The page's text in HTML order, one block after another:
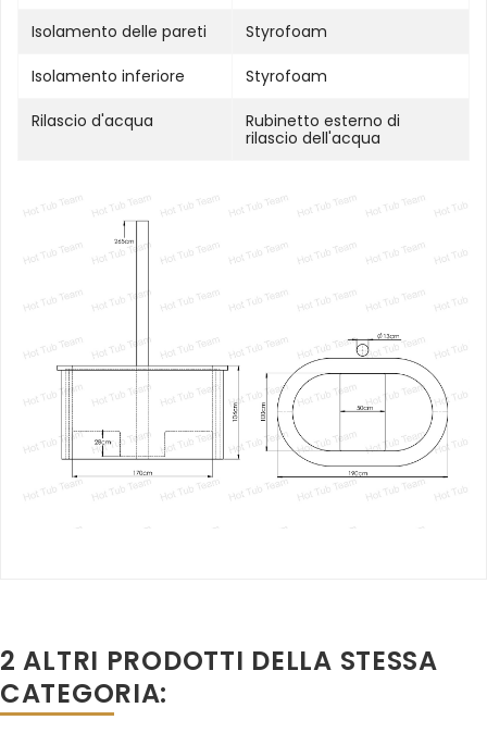
Isolamento delle pareti Styrofoam
Isolamento inferiore Styrofoam
Rilascio d'acqua
Rubinetto esterno di
rilascio dell'acqua
2 ALTRI PRODOTTI DELLA STESSA
CATEGORIA: